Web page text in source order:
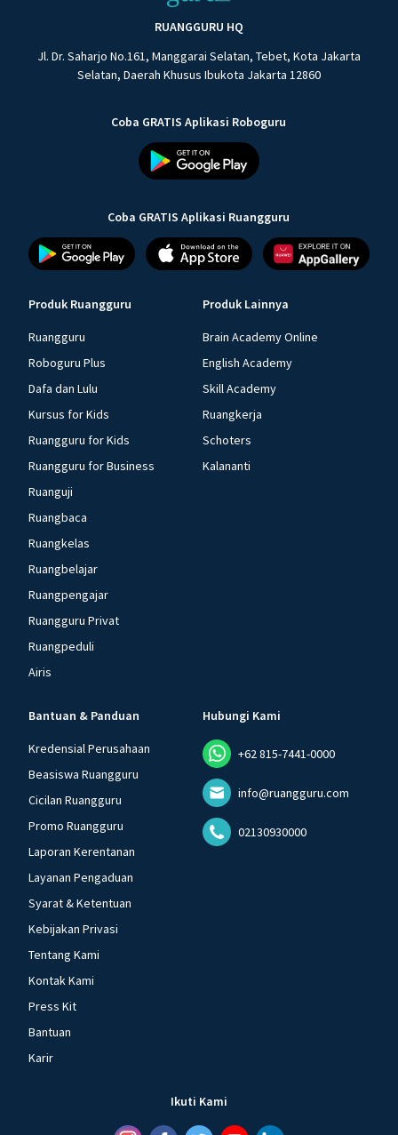
RUANGGURU HQ
Jl. Dr. Saharjo No.161, Manggarai Selatan, Tebet, Kota Jakarta
Selatan, Daerah Khusus Ibukota Jakarta 12860
Coba GRATIS Aplikasi Roboguru
Coba GRATIS Aplikasi Ruangguru
Produk Ruangguru
Ruangguru
Roboguru Plus
Dafa dan Lulu
Kursus for Kids
Ruangguru for Kids
Ruangguru for Business
Ruanguji
Ruangbaca
Ruangkelas
Ruangbelajar
Ruangpengajar
Ruangguru Privat
Ruangpeduli
Airis
Produk Lainnya
Brain Academy Online
English Academy
Skill Academy
Ruangkerja
Schoters
Kalananti
Bantuan & Panduan
Kredensial Perusahaan
Beasiswa Ruangguru
Cicilan Ruangguru
Promo Ruangguru
Laporan Kerentanan
Layanan Pengaduan
Syarat & Ketentuan
Kebijakan Privasi
Tentang Kami
Kontak Kami
Press Kit
Bantuan
Karir
Hubungi Kami
+62 815-7441-0000
info@ruangguru.com
02130930000
Ikuti Kami